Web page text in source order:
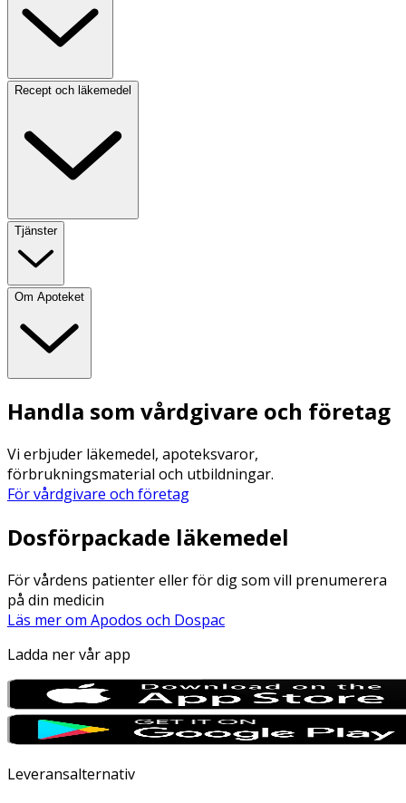
Recept och läkemedel
Tjänster
Om Apoteket
Handla som vårdgivare och företag
Vi erbjuder läkemedel, apoteksvaror,
förbrukningsmaterial och utbildningar.
För vårdgivare och företag
Dosförpackade läkemedel
För vårdens patienter eller för dig som vill prenumerera
på din medicin
Läs mer om Apodos och Dospac
Ladda ner vår app
Leveransalternativ